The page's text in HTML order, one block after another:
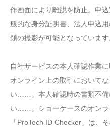
作画面により離脱を防止。申
般的な身分証明書、法人申込
類の撮影が可能となっています
自社サービスの本人確認作業
オンライン上の取引において
い……。本人確認時の書類不備
い……。ショーケースのオンラ
「ProTech ID Checker」は、